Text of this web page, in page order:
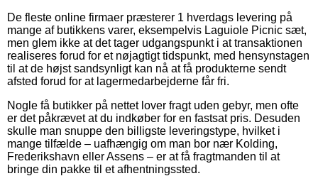
De fleste online firmaer præsterer 1 hverdags levering på
mange af butikkens varer, eksempelvis Laguiole Picnic sæt,
men glem ikke at det tager udgangspunkt i at transaktionen
realiseres forud for et nøjagtigt tidspunkt, med hensynstagen
til at de højst sandsynligt kan nå at få produkterne sendt
afsted forud for at lagermedarbejderne får fri.
Nogle få butikker på nettet lover fragt uden gebyr, men ofte
er det påkrævet at du indkøber for en fastsat pris. Desuden
skulle man snuppe den billigste leveringstype, hvilket i
mange tilfælde – uafhængig om man bor nær Kolding,
Frederikshavn eller Assens – er at få fragtmanden til at
bringe din pakke til et afhentningssted.